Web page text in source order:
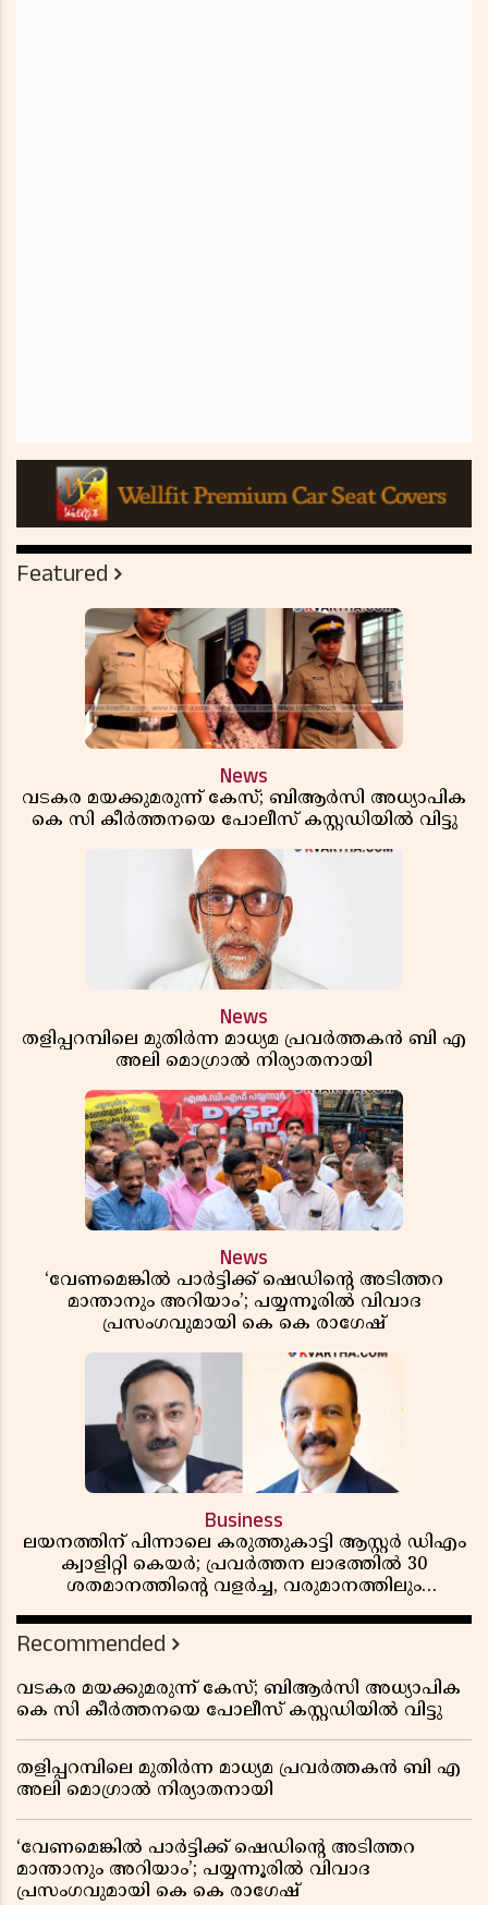
Featured
News
വടകര മയക്കുമരുന്ന് കേസ്; ബിആർസി അധ്യാപിക
കെ സി കീർത്തനയെ പോലീസ് കസ്റ്റഡിയിൽ വിട്ടു
News
തളിപ്പറമ്പിലെ മുതിർന്ന മാധ്യമ പ്രവർത്തകൻ ബി എ
അലി മൊഗ്രാൽ നിര്യാതനായി
News
‘വേണമെങ്കിൽ പാർട്ടിക്ക് ഷെഡിൻ്റെ അടിത്തറ
മാന്താനും അറിയാം’; പയ്യന്നൂരിൽ വിവാദ
പ്രസംഗവുമായി കെ കെ രാഗേഷ്
Business
ലയനത്തിന് പിന്നാലെ കരുത്തുകാട്ടി ആസ്റ്റർ ഡിഎം
ക്വാളിറ്റി കെയർ; പ്രവർത്തന ലാഭത്തിൽ 30
ശതമാനത്തിൻ്റെ വളർച്ച, വരുമാനത്തിലും
റിപ്പോർട്ട് പുറത്ത്
Recommended
വടകര മയക്കുമരുന്ന് കേസ്; ബിആർസി അധ്യാപിക
കെ സി കീർത്തനയെ പോലീസ് കസ്റ്റഡിയിൽ വിട്ടു
തളിപ്പറമ്പിലെ മുതിർന്ന മാധ്യമ പ്രവർത്തകൻ ബി എ
അലി മൊഗ്രാൽ നിര്യാതനായി
‘വേണമെങ്കിൽ പാർട്ടിക്ക് ഷെഡിൻ്റെ അടിത്തറ
മാന്താനും അറിയാം’; പയ്യന്നൂരിൽ വിവാദ
പ്രസംഗവുമായി കെ കെ രാഗേഷ്